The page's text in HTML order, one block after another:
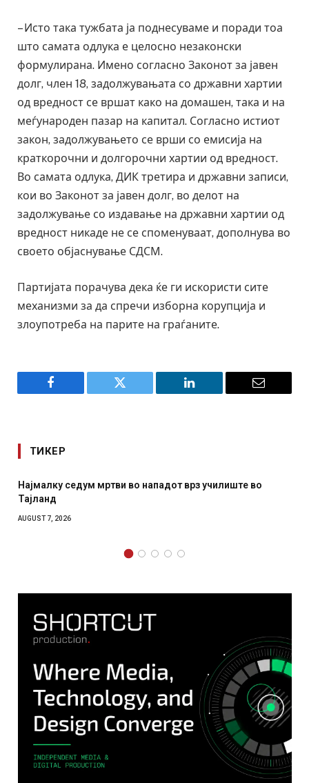
– Исто така тужбата ја поднесуваме и поради тоа
што самата одлука е целосно незаконски
формулирана. Имено согласно Законот за јавен
долг, член 18, задолжувањата со државни хартии
од вредност се вршат како на домашен, така и на
меѓународен пазар на капитал. Согласно истиот
закон, задолжувањето се врши со емисија на
краткорочни и долгорочни хартии од вредност.
Во самата одлука, ДИК третира и државни записи,
кои во Законот за јавен долг, во делот на
задолжување со издавање на државни хартии од
вредност никаде не се споменуваат, дополнува во
своето објаснување СДСМ.
Партијата порачува дека ќе ги искористи сите
механизми за да спречи изборна корупција и
злоупотреба на парите на граѓаните.
Facebook Twitter LinkedIn Email
ТИКЕР
врз училиште во
СОЗИС: Украинците повеќе